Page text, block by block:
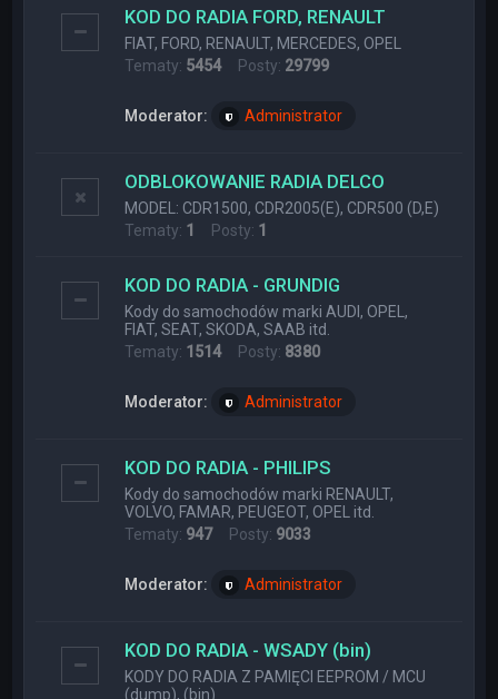
KOD DO RADIA FORD, RENAULT
FIAT, FORD, RENAULT, MERCEDES, OPEL
Tematy: 5454Posty: 29799
Moderator: Administrator
ODBLOKOWANIE RADIA DELCO
MODEL: CDR1500, CDR2005(E), CDR500 (D,E)
Tematy: 1 Posty: 1
KOD DO RADIA - GRUNDIG
Kody do samochodów marki AUDI, OPEL,
FIAT, SEAT, SKODA, SAAB itd.
Tematy: 1514Posty: 8380
Moderator: Administrator
KOD DO RADIA - PHILIPS
Kody do samochodów marki RENAULT,
VOLVO, FAMAR, PEUGEOT, OPEL itd.
Tematy: 947Posty: 9033
Moderator: Administrator
KOD DO RADIA - WSADY (bin)
KODY DO RADIA Z PAMIĘCI EEPROM / MCU
(dump), (bin)